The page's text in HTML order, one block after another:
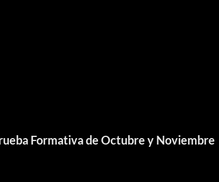
Formativa de Octubre y Noviembre